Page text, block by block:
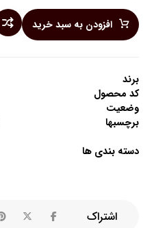
افزودن به سبد خرید
برند
کد محصول
وضعیت
برچسبها
دسته بندی ها